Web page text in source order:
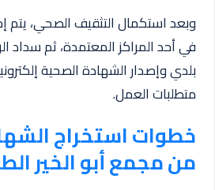
وبعد استكمال التثقيف الصحي، يتم
في أحد المراكز المعتمدة، ثم سداد
بلدي وإصدار الشهادة الصحية
متطلبات العمل.
خطوات استخراج
من مجمع أبو الخير